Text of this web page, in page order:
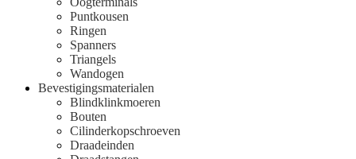
Puntkousen
Ringen
Spanners
Triangels
Wandogen
Bevestigingsmaterialen
Blindklinkmoeren
Bouten
Cilinderkopschroeven
Draadeinden